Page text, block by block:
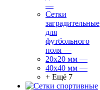
—
Сетки
заградительные
для
футбольного
поля —
20х20 мм —
40х40 мм —
+ Ещё 7